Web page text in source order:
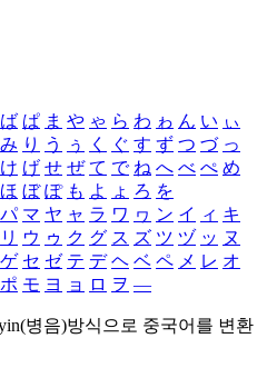
ば ぱ ま や ゃ ら わ ゎ ん い ぃ
み り う ぅ く ぐ す ず つ づ っ
け げ せ ぜ て で ね へ べ ぺ め
ほ ぼ ぽ も よ ょ ろ を
パ マ ヤ ャ ラ ワ ヮ ン イ ィ キ
リ ウ ゥ ク グ ス ズ ツ ヅ ッ ヌ
ゲ セ ゼ テ デ ヘ ベ ペ メ レ オ
ポ モ ヨ ョ ロ ヲ ―
병음)방식으로 중국어를 변환